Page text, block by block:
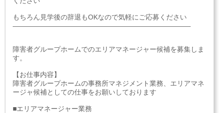
もちろん見学後の辞退もOKなので気軽にご応募ください
――――――――――――――――――――――――――
障害者グループホームでのエリアマネージャー候補を募集しま
す。
【お仕事内容】
障害者グループホームの事務所マネジメント業務、エリアマネ
ージャ候補としての仕事をお願いしております
■エリアマネージャー業務